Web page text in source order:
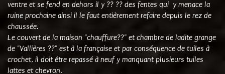
ventre et se fend en dehors il y ?? ?? des fentes qui y menace la
ruine prochaine ainsi il le faut entièrement refaire depuis le rez de
chaussée.
Le couvert de la maison "chauffure??" et chambre de ladite grange
de "Vallières ??" est à la française et par conséquence de tuiles à
crochet, il doit être repassé à neuf y manquant plusieurs tuiles
lattes et chevron.